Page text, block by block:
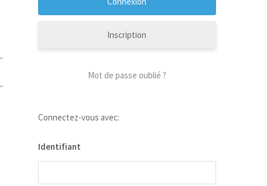
Inscription
Mot de passe oublié ?
Connectez-vous avec:
Identifiant